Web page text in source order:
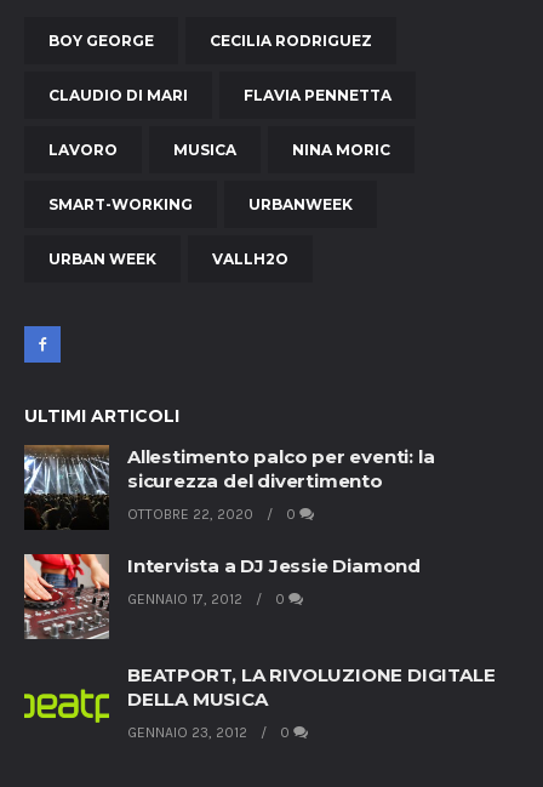
BOY GEORGE CECILIA RODRIGUEZ
CLAUDIO DI MARI FLAVIA PENNETTA
LAVORO MUSICA NINA MORIC
SMART-WORKING URBANWEEK
URBAN WEEK VALLH2O
ULTIMI ARTICOLI
Allestimento palco per eventi: la
sicurezza del divertimento
OTTOBRE 22, 2020 0
Intervista a DJ Jessie Diamond
GENNAIO 17, 2012 0
BEATPORT, LA RIVOLUZIONE DIGITALE
DELLA MUSICA
GENNAIO 23, 2012 0